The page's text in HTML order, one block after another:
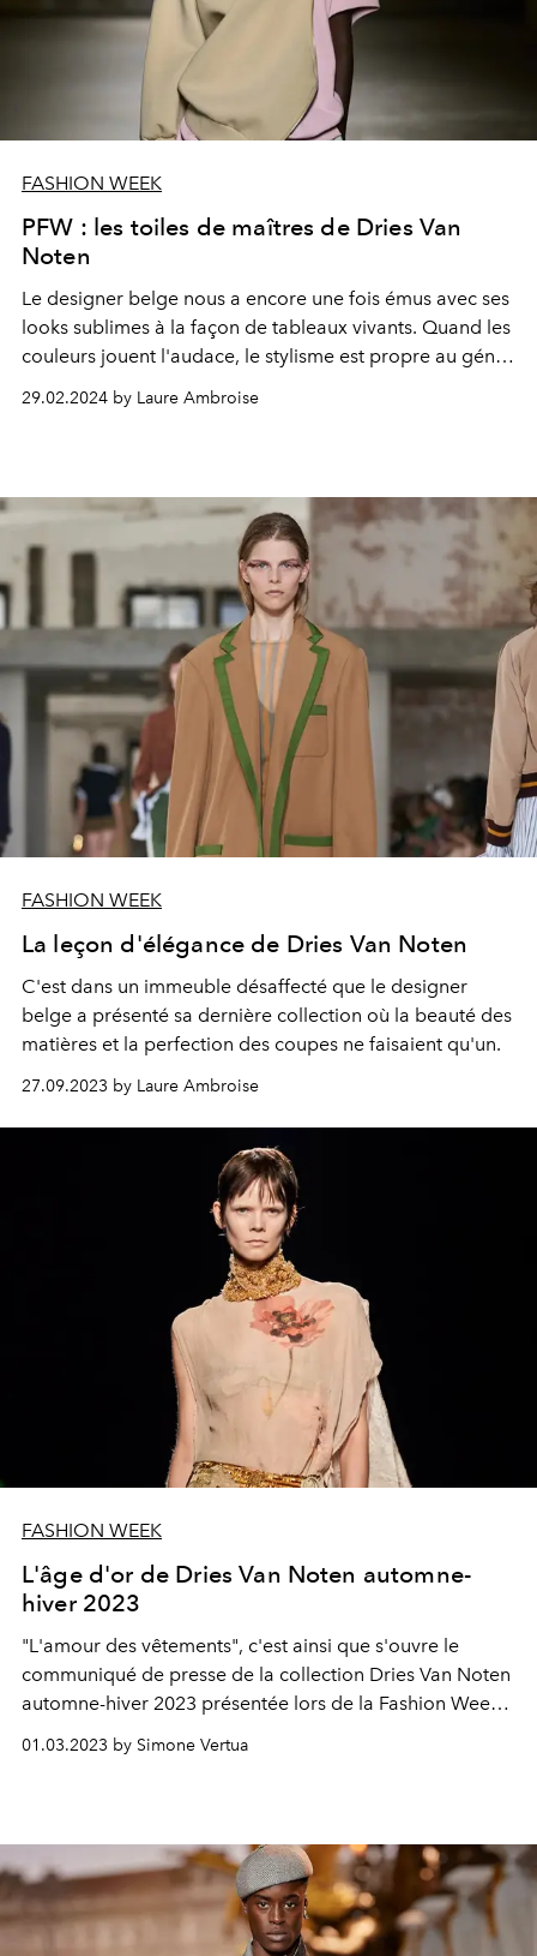
FASHION WEEK
PFW : les toiles de maîtres de Dries Van
Noten
Le designer belge nous a encore une fois émus avec ses
looks sublimes à la façon de tableaux vivants. Quand les
couleurs jouent l'audace, le stylisme est propre au génie
"BRAVO" Mr
29.02.2024 by Laure Ambroise
FASHION WEEK
La leçon d'élégance de Dries Van Noten
C'est dans un immeuble désaffecté que le designer
belge a présenté sa dernière collection où la beauté des
matières et la perfection des coupes ne faisaient qu'un.
27.09.2023 by Laure Ambroise
FASHION WEEK
L'âge d'or de Dries Van Noten automne-
hiver 2023
"L'amour des vêtements", c'est ainsi que s'ouvre le
communiqué de presse de la collection Dries Van Noten
automne-hiver 2023 présentée lors de la Fashion Week
tendresse entre une robe et la personne qui la porte.
01.03.2023 by Simone Vertua